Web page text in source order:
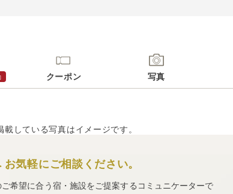
クーポン 写真
載している写真はイメージです。
お気軽にご相談ください。
希望に合う宿・施設をご提案するコミュニケーターで